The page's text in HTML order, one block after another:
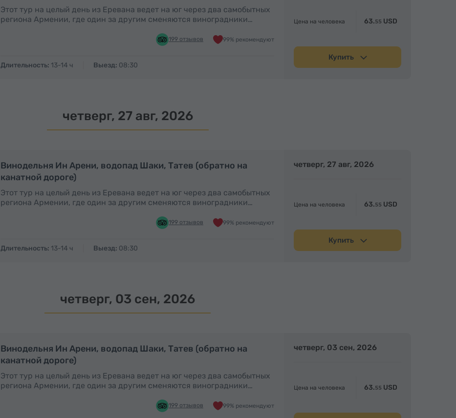
Этот тур на целый день из Еревана ведет на юг через два самобытных
региона Армении, где один за другим сменяются виноградники…
199 отзывов 99% рекомендуют
Длительность: 13-14 ч Выезд: 08:30
Цена на человека 63.55 USD
Купить
четверг, 27 авг, 2026
Полный день Полный день
Винодельня Ин Арени, водопад Шаки, Татев (обратно на
канатной дороге)
Этот тур на целый день из Еревана ведет на юг через два самобытных
региона Армении, где один за другим сменяются виноградники…
199 отзывов 99% рекомендуют
Длительность: 13-14 ч Выезд: 08:30
четверг, 27 авг, 2026
Цена на человека 63.55 USD
Купить
четверг, 03 сен, 2026
Полный день Полный день
Винодельня Ин Арени, водопад Шаки, Татев (обратно на
канатной дороге)
Этот тур на целый день из Еревана ведет на юг через два самобытных
региона Армении, где один за другим сменяются виноградники…
199 отзывов 99% рекомендуют
четверг, 03 сен, 2026
Цена на человека 63.55 USD